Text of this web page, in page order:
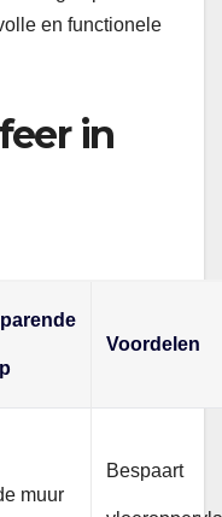
en functionele
in
Voordelen
muur
Bespaart